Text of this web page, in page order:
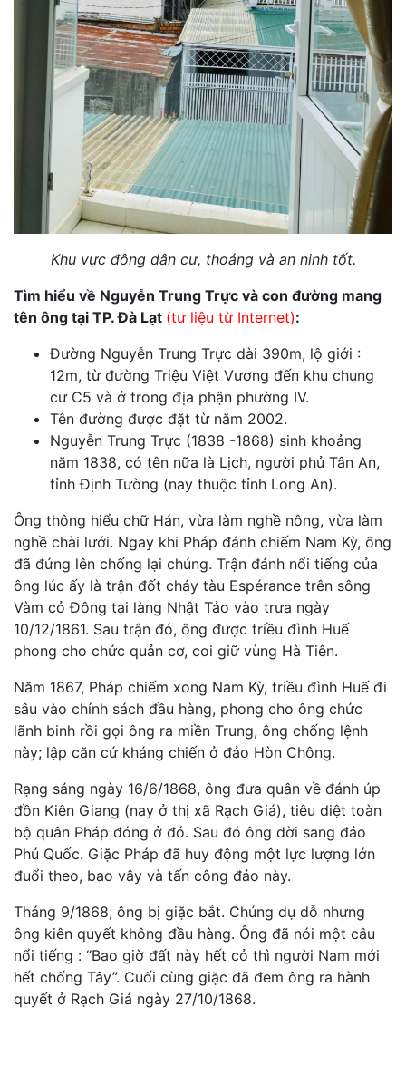
Khu vực đông dân cư, thoáng và an ninh tốt.
Tìm hiểu về Nguyễn Trung Trực và con đường mang
tên ông tại TP. Đà Lạt (tư liệu từ Internet):
Đường Nguyễn Trung Trực dài 390m, lộ giới :
12m, từ đường Triệu Việt Vương đến khu chung
cư C5 và ở trong địa phận phường IV.
Tên đường được đặt từ năm 2002.
Nguyễn Trung Trực (1838 -1868) sinh khoảng
năm 1838, có tên nữa là Lịch, người phủ Tân An,
tỉnh Định Tường (nay thuộc tỉnh Long An).
Ông thông hiểu chữ Hán, vừa làm nghề nông, vừa làm
nghề chài lưới. Ngay khi Pháp đánh chiếm Nam Kỳ, ông
đã đứng lên chống lại chúng. Trận đánh nổi tiếng của
ông lúc ấy là trận đốt cháy tàu Espérance trên sông
Vàm cỏ Đông tại làng Nhật Tảo vào trưa ngày
10/12/1861. Sau trận đó, ông được triều đình Huế
phong cho chức quản cơ, coi giữ vùng Hà Tiên.
Năm 1867, Pháp chiếm xong Nam Kỳ, triều đình Huế đi
sâu vào chính sách đầu hàng, phong cho ông chức
lãnh binh rồi gọi ông ra miền Trung, ông chống lệnh
này; lập căn cứ kháng chiến ở đảo Hòn Chông.
Rạng sáng ngày 16/6/1868, ông đưa quân về đánh úp
đồn Kiên Giang (nay ở thị xã Rạch Giá), tiêu diệt toàn
bộ quân Pháp đóng ở đó. Sau đó ông dời sang đảo
Phú Quốc. Giặc Pháp đã huy động một lực lượng lớn
đuổi theo, bao vây và tấn công đảo này.
Tháng 9/1868, ông bị giặc bắt. Chúng dụ dỗ nhưng
ông kiên quyết không đầu hàng. Ông đã nói một câu
nổi tiếng : “Bao giờ đất này hết cỏ thì người Nam mới
hết chống Tây”. Cuối cùng giặc đã đem ông ra hành
quyết ở Rạch Giá ngày 27/10/1868.